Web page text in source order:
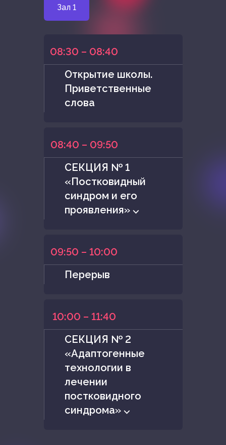
Зал 1
08:30 – 08:40
Открытие школы.
Приветственные
слова
08:40 – 09:50
СЕКЦИЯ № 1
«Постковидный
синдром и его
проявления» ⌵
09:50 – 10:00
Перерыв
10:00 – 11:40
СЕКЦИЯ № 2
«Адаптогенные
технологии в
лечении
постковидного
синдрома» ⌵